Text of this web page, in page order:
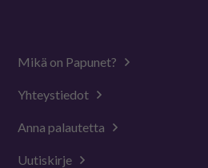
Mikä on Papunet?
Yhteystiedot
Anna palautetta
Uutiskirje